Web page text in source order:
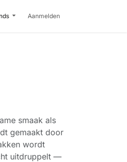
Aanmelden
smaak als
gemaakt door
wordt
uitdruppelt —